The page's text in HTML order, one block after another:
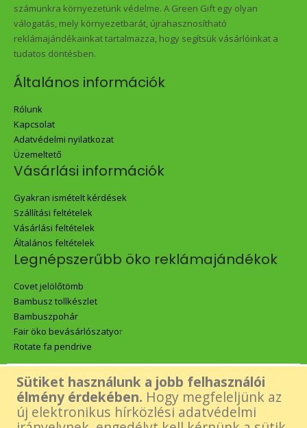
Sütiket használunk a jobb felhasználói
élmény érdekében. Hogy megfeleljünk az
új elektronikus hírközlési adatvédelmi
számunkra környezetünk védelme. A Green Gift egy olyan
válogatás, mely környezetbarát, újrahasznosítható
reklámajándékainkat tartalmazza, hogy segítsük vásárlóinkat a
tudatos döntésben.
Általános információk
Rólunk
Kapcsolat
Adatvédelmi nyilatkozat
Üzemeltető
Vásárlási információk
Gyakran ismételt kérdések
Szállítási feltételek
Vásárlási feltételek
Általános feltételek
Legnépszerűbb öko reklámajándékok
Covet jelölőtömb
Bambusz tollkészlet
Bambuszpohár
Fair öko bevásárlószatyor
Rotate fa pendrive
Az oldalon található összes tartalom - beleértve a Green Gift logó,
képek és tartalmi elemek- felhasználásához a készítő előzetes,